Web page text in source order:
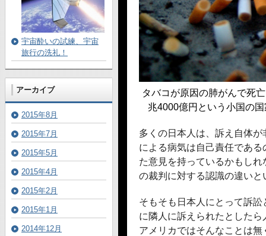
タバコが原因の肺がんで死
兆4000億円という小国の
多くの日本人は、訴え自体
による病気は自己責任であ
た意見を持っているかもし
の裁判に対する認識の違い
そもそも日本人にとって訴
に隣人に訴えられたとした
アメリカではそんなことは
宇宙酔いの試練、宇宙
旅行の洗礼！
アーカイブ
2015年8月
2015年7月
2015年5月
2015年4月
2015年2月
2015年1月
2014年12月